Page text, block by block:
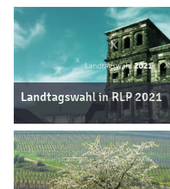
Landtagswahl in RLP 2021